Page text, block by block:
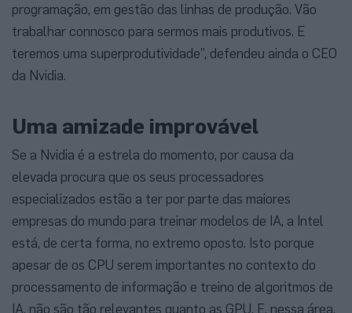
programação, em gestão das linhas de produção. Vão
trabalhar connosco para sermos mais produtivos. E
teremos uma superprodutividade”, defendeu ainda o CEO
da Nvidia.
Uma amizade improvável
Se a Nvidia é a estrela do momento, por causa da
elevada procura que os seus processadores
especializados estão a ter por parte das maiores
empresas do mundo para treinar modelos de IA, a Intel
está, de certa forma, no extremo oposto. Isto porque
apesar de os CPU serem importantes no contexto do
processamento de informação e treino de algoritmos de
IA, não são tão relevantes quanto as GPU. E, nessa área,